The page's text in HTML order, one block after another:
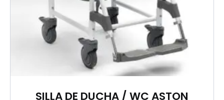
SILLA DE DUCHA / WC ASTON